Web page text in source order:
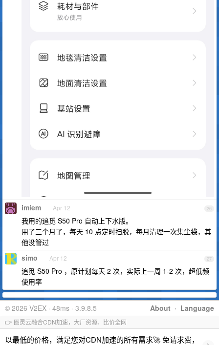
26
imiem Apr 12
我用的追觅 S50 Pro 自动上下水版。
用了三个月了，每天 10 点定时扫脱，每月清理一次集尘袋，其
他没管过
27
simo Apr 12
追觅 S50 Pro ，原计划每天 2 次，实际上一周 1-2 次，超低频
使用率
About · Language
© 2026 V2EX · 48ms · 3.9.8.5
👉 图灵云融合CDN加速，大厂资源、比价全网
以最低的价格，满足您对CDN加速的所有需求🚀 免请求费，